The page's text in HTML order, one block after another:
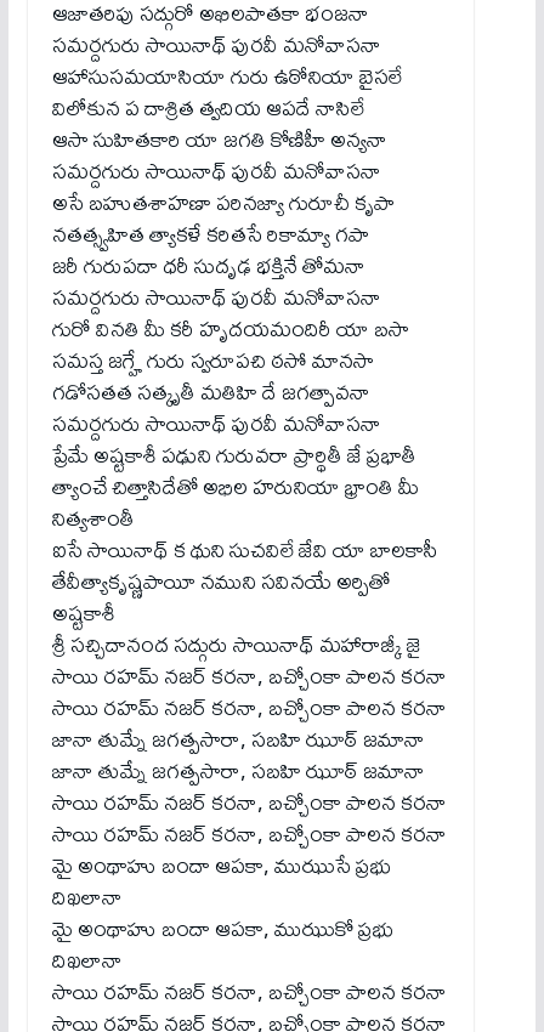
ఆజాతరిపు సద్గురో అఖిలపాతకా భంజనా
సమర్దగురు సాయినాథ్ పురవీ మనోవాసనా
ఆహాసుసమయాసియా గురు ఉఠోనియా బైసలే
విలోకున ప దాశ్రిత త్వదియ ఆపదే నాసిలే
ఆసా సుహితకారి యా జగతి కోణిహీ అన్యనా
సమర్దగురు సాయినాథ్ పురవీ మనోవాసనా
అసే బహుతశాహణా పరినజ్యా గురూచీ కృపా
నతత్స్వహిత త్యాకళే కరితసే రికామ్యా గపా
జరీ గురుపదా ధరీ సుదృఢ భక్తినే తోమనా
సమర్దగురు సాయినాథ్ పురవీ మనోవాసనా
గురో వినతి మీ కరీ హృదయమందిరీ యా బసా
సమస్త జగ్హే గురు స్వరూపచి ఠసో మానసా
గడోసతత సత్కృతీ మతిహి దే జగత్పావనా
సమర్దగురు సాయినాథ్ పురవీ మనోవాసనా
ప్రేమే అష్టకాశీ పఢుని గురువరా ప్రార్థితీ జే ప్రభాతీ
త్యాంచే చిత్తాసిదేతో అభిల హరునియా భ్రాంతి మీ
నిత్యశాంతీ
ఐసే సాయినాథ్ క థుని సుచవిలే జేవి యా బాలకాసీ
తేవీత్యాకృష్ణపాయీ నముని సవినయే అర్పితో
అష్టకాశీ
శ్రీ సచ్చిదానంద సద్గురు సాయినాథ్ మహారాజ్కీ జై
సాయి రహమ్ నజర్ కరనా, బచ్చోంకా పాలన కరనా
సాయి రహమ్ నజర్ కరనా, బచ్చోంకా పాలన కరనా
జానా తుమ్నే జగత్పసారా, సబహి ఝూఠ్ జమానా
జానా తుమ్నే జగత్పసారా, సబహి ఝూఠ్ జమానా
సాయి రహమ్ నజర్ కరనా, బచ్చోంకా పాలన కరనా
సాయి రహమ్ నజర్ కరనా, బచ్చోంకా పాలన కరనా
మై అంథాహు బందా ఆపకా, ముఝుసే ప్రభు
దిఖలానా
మై అంథాహు బందా ఆపకా, ముఝుకో ప్రభు
దిఖలానా
సాయి రహమ్ నజర్ కరనా, బచ్చోంకా పాలన కరనా
సాయి రహమ్ నజర్ కరనా, బచ్చోంకా పాలన కరనా